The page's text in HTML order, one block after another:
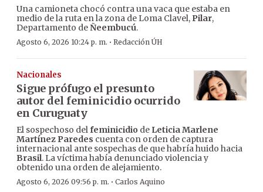
Una camioneta chocó contra una vaca que estaba en
medio de la ruta en la zona de Loma Clavel, Pilar,
Departamento deÑeembucú.
Agosto 6, 2026 10:24 p. m. · Redacción ÚH
Nacionales
Sigue prófugo el presunto
autor del feminicidio ocurrido
en Curuguaty
El sospechoso delfeminicidio de Leticia Marlene
Martínez Paredes cuenta con orden de captura
internacional ante sospechas de que habría huido hacia
Brasil. La víctima había denunciado violencia y
obtenido una orden de alejamiento.
Agosto 6, 2026 09:56 p. m. · Carlos Aquino